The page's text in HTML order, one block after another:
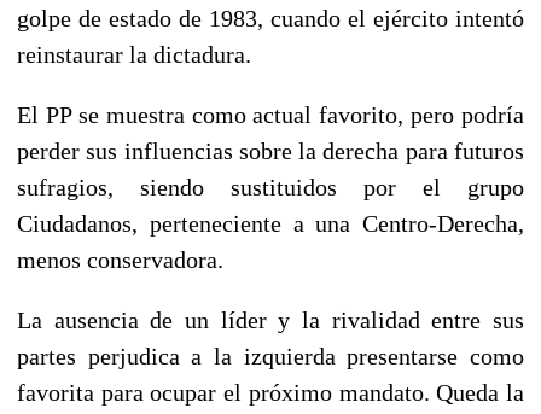
golpe de estado de 1983, cuando el ejército intentó
reinstaurar la dictadura.
El PP se muestra como actual favorito, pero podría
perder sus influencias sobre la derecha para futuros
sufragios, siendo sustituidos por el grupo
Ciudadanos, perteneciente a una Centro-Derecha,
menos conservadora.
La ausencia de un líder y la rivalidad entre sus
partes perjudica a la izquierda presentarse como
favorita para ocupar el próximo mandato. Queda la